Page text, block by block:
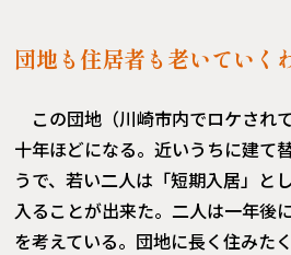
団地も住居者も老いていく
この団地（川崎市内でロケされ
十年ほどになる。近いうちに建て
うで、若い二人は「短期入居」と
入ることが出来た。二人は一年後
を考えている。団地に長く住みたく